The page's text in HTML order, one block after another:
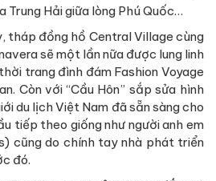
Hải giữa lòng Phú Quốc…
tháp đồng hồ Central Village cùng
sẽ một lần nữa được lung linh
trang đình đám Fashion Voyage
Còn với “Cầu Hôn” sắp sửa hình
du lịch Việt Nam đã sẵn sàng cho
tiếp theo giống như người anh em
cũng do chính tay nhà phát triển
đó.